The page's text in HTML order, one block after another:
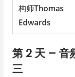
构师Thomas
Edwards
第 2 天 – 音
三